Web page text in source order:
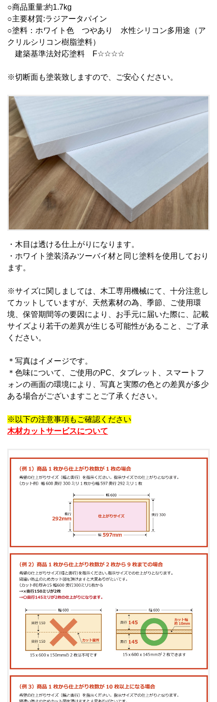
○商品重量:約1.7kg
○主要材質:ラジアータパイン
○塗料：ホワイト色 つやあり 水性シリコン多用途（ア
クリルシリコン樹脂塗料）
建築基準法対応塗料 F☆☆☆☆
※切断面も塗装致しますので、ご安心ください。
・木目は透ける仕上がりになります。
・ホワイト塗装済みツーバイ材と同じ塗料を使用しており
ます。
※サイズに関しましては、木工専用機械にて、十分注意し
てカットしていますが、天然素材の為、季節、ご使用環
境、保管期間等の要因により、お手元に届いた際に、記載
サイズより若干の差異が生じる可能性があること、ご了承
ください。
＊写真はイメージです。
＊ 色味について、ご使用のPC、タブレット、スマートフ
ォンの画面の環境により、写真と実際の色との差異が多少
ある場合がございますことご了承ください。
※以下の注意事項もご確認ください
木材カットサービスについて